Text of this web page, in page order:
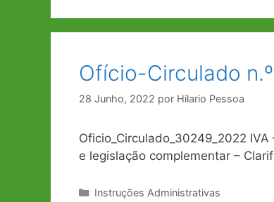
Ofício-Circulado
28 Junho, 2022 por Hilario Pessoa
Oficio_Circulado_30249_2022
e legislação complementar –
Categorias
Instruções Administrativas